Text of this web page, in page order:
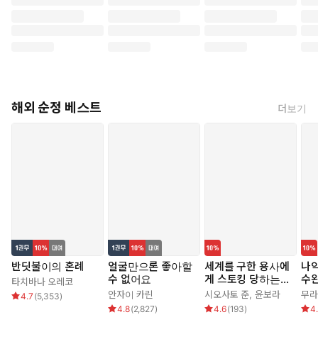
해외 순정 베스트 더보기
반딧불이의 혼례
타치바나 오레코
4.7 (5,353)
얼굴만으론 좋아할
수 없어요
안자이 카린
4.8(2,827)
세계를 구한 용사에
게 스토킹 당하는
시골 소녀 이야기
시오사토 준, 윤보라
4.6(193)
나
수
기
무